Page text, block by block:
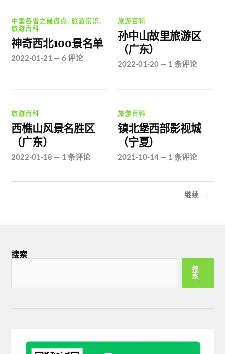
中国各省之最盘点,旅游常识,
旅游百科
神奇西北100景名单
2022-01-21 —6 评论
旅游百科
孙中山故里旅游区
（广东）
2022-01-20 — 1 条评论
旅游百科
西樵山风景名胜区
（广东）
2022-01-18 — 1 条评论
旅游百科
镇北堡西部影视城
（宁夏）
2021-10-14 — 1 条评论
继续 →
搜索
搜
索